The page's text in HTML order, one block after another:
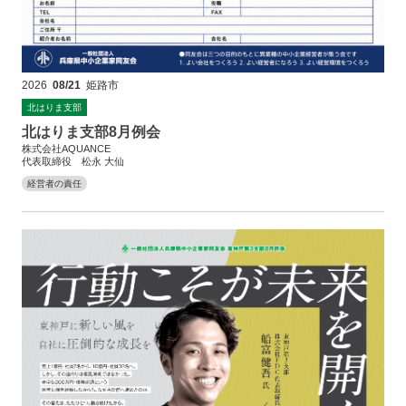
2026 08/21 姫路市
北はりま支部
北はりま支部8月例会
株式会社AQUANCE
代表取締役 松永 大仙
経営者の責任